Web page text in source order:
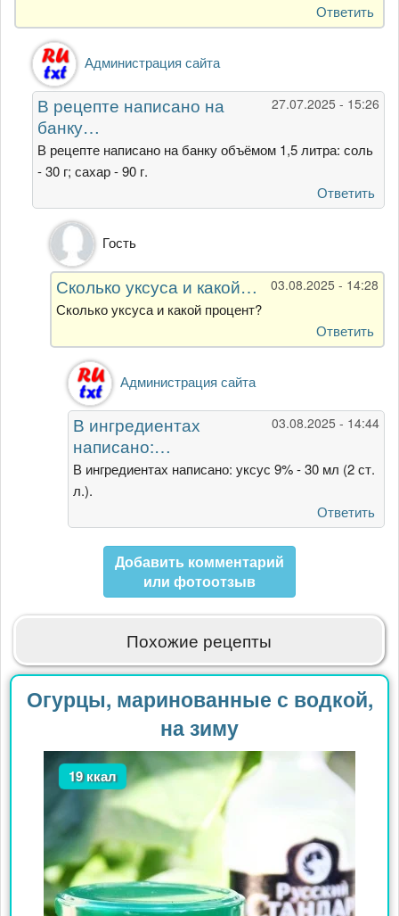
Ответить
Ответ
на
Где
пропорции
соли
и
сахара
Администрация сайта
27.07.2025 - 15:26
В рецепте написано на
банку…
В рецепте написано на банку объёмом 1,5 литра: соль
- 30 г; сахар - 90 г.
Ответить
Ответ
на
В
рецепте
написано
банку…
Администрация
сайта
Гость
03.08.2025 - 14:28
Сколько уксуса и какой…
Сколько уксуса и какой процент?
Ответить
Ответ
на
Сколько
уксуса
и
какой…
Гость
Администрация сайта
03.08.2025 - 14:44
В ингредиентах
написано:…
В ингредиентах написано: уксус 9% - 30 мл (2 ст.
л.).
Ответить
Добавить комментарий
или фотоотзыв
Похожие рецепты
Огурцы, маринованные с водкой,
на зиму
19 ккал